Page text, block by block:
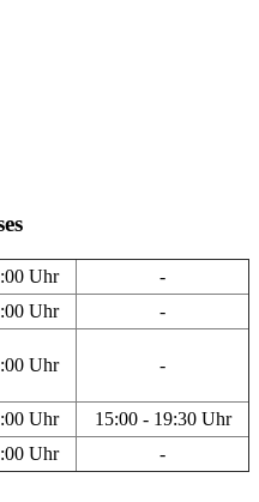
Uhr
-
Uhr -
Uhr -
Uhr
15:00 - 19:30 Uhr
Uhr -